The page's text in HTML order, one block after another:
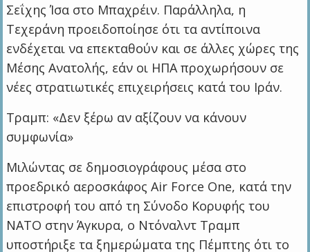
Σεΐχης Ίσα στο Μπαχρέιν. Παράλληλα, η
Τεχεράνη προειδοποίησε ότι τα αντίποινα
ενδέχεται να επεκταθούν και σε άλλες χώρες της
Μέσης Ανατολής, εάν οι ΗΠΑ προχωρήσουν σε
νέες στρατιωτικές επιχειρήσεις κατά του Ιράν.
Τραμπ: «Δεν ξέρω αν αξίζουν να κάνουν
συμφωνία»
Μιλώντας σε δημοσιογράφους μέσα στο
προεδρικό αεροσκάφος Air Force One, κατά την
επιστροφή του από τη Σύνοδο Κορυφής του
ΝΑΤΟ στην Άγκυρα, ο Ντόναλντ Τραμπ
υποστήριξε τα ξημερώματα της Πέμπτης ότι το